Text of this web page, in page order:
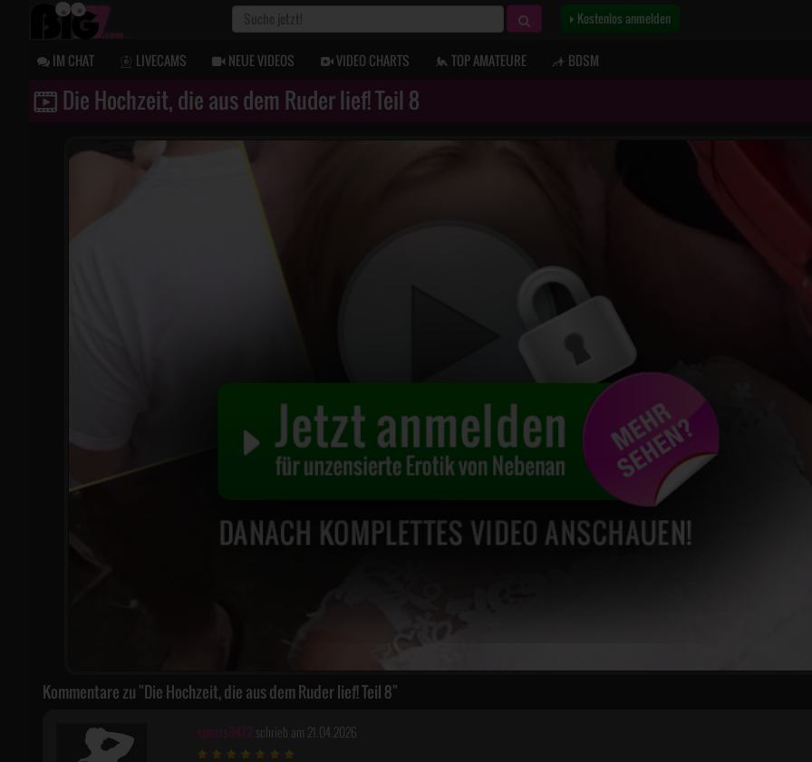
Kostenlos anmelden
IM CHAT LIVECAMS NEUE VIDEOS VIDEO CHARTS TOP AMATEURE BDSM
Die Hochzeit, die aus dem Ruder lief! Teil 8
Kommentare zu "Die Hochzeit, die aus dem Ruder lief! Teil 8"
spezis9472 schrieb am 21.04.2026